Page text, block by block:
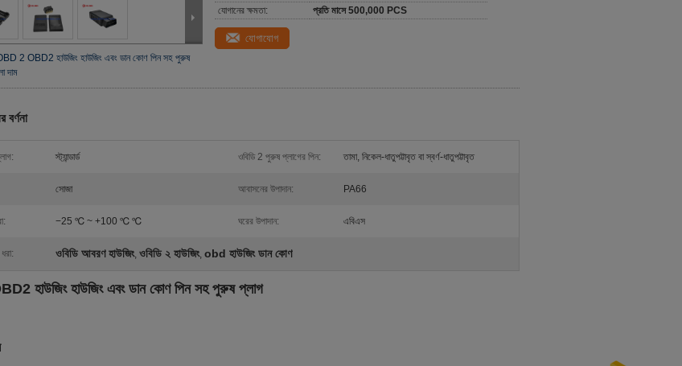
2 OBD2 হাউজিং হাউজিং এবং ডান কোণ পিন সহ পুরুষ
দাম
যোগানের ক্ষমতা:
প্রতি মাসে 500,000 PCS
যোগাযোগ
বর্ণনা
স্ট্যান্ডার্ড ওবিডি 2 পুরুষ প্লাগের পিন: তামা, নিকেল-ধাতুপট্টাবৃত বা স্বর্ণ-ধাতুপট্টাবৃত
সোজা আবাসনের উপাদান: PA66
−25 ℃ ~ +100 ℃ ℃ ঘরের উপাদান: এবিএস
ওবিডি আবরণ হাউজিং, ওবিডি ২ হাউজিং, obd হাউজিং ডান কোণ
হাউজিং হাউজিং এবং ডান কোণ পিন সহ পুরুষ প্লাগ